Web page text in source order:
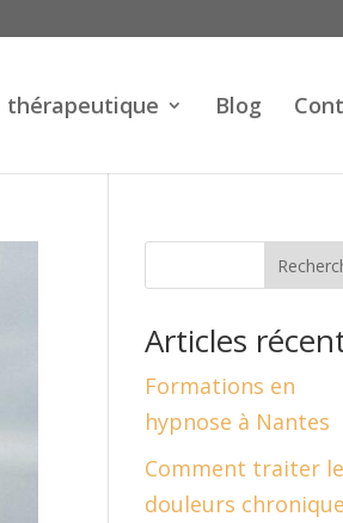
thérapeutique Blog
Articles
Formations en
hypnose à Nantes
Comment traiter
douleurs